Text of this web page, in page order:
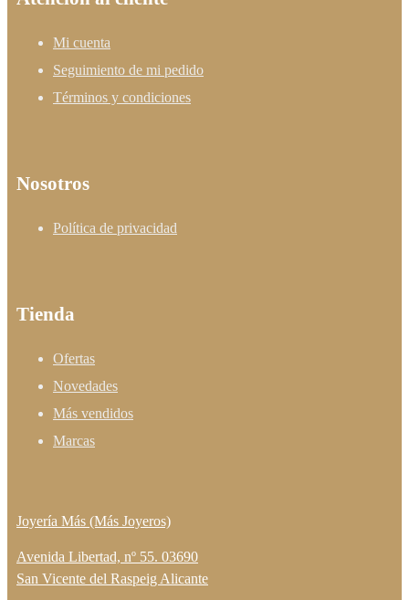
Mi cuenta
Seguimiento de mi pedido
Términos y condiciones
Nosotros
Política de privacidad
Tienda
Ofertas
Novedades
Más vendidos
Marcas
Joyería Más (Más Joyeros)
Avenida Libertad, nº 55. 03690
San Vicente del Raspeig Alicante